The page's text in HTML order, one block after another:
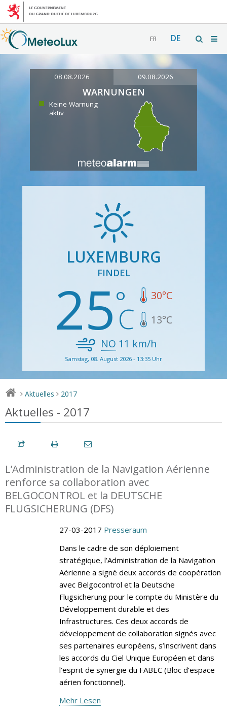
FR DE
08.08.2026 09.08.2026
WARNUNGEN
Keine Warnung
aktiv
LUXEMBURG
FINDEL
25 30°C
13°C
NO 11 km/h
Samstag, 08. August 2026 - 13:35 Uhr
> Aktuelles > 2017
Aktuelles - 2017
L’Administration de la Navigation Aérienne
renforce sa collaboration avec
BELGOCONTROL et la DEUTSCHE
FLUGSICHERUNG (DFS)
27-03-2017 Presseraum
Dans le cadre de son déploiement
stratégique, l’Administration de la Navigation
Aérienne a signé deux accords de coopération
avec Belgocontrol et la Deutsche
Flugsicherung pour le compte du Ministère du
Développement durable et des
Infrastructures. Ces deux accords de
développement de collaboration signés avec
ses partenaires européens, s’inscrivent dans
les accords du Ciel Unique Européen et dans
l’esprit de synergie du FABEC (Bloc d’espace
aérien fonctionnel).
Mehr Lesen